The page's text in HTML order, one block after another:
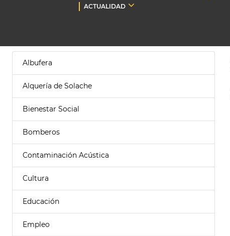
ACTUALIDAD
Albufera
Alquería de Solache
Bienestar Social
Bomberos
Contaminación Acústica
Cultura
Educación
Empleo